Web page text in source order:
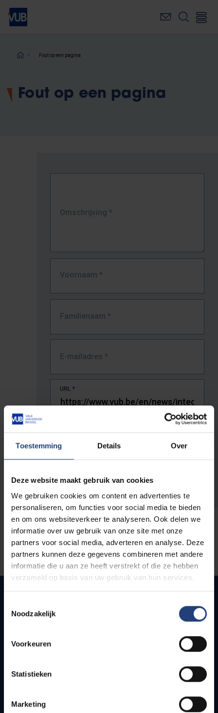
Toestemming Details Over
Deze website maakt gebruik van cookies
We gebruiken cookies om content en advertenties te
personaliseren, om functies voor social media te bieden
en om ons websiteverkeer te analyseren. Ook delen we
informatie over uw gebruik van onze site met onze
partners voor social media, adverteren en analyse. Deze
partners kunnen deze gegevens combineren met andere
informatie die u aan ze heeft verstrekt of die ze hebben
verzameld op basis van uw gebruik van hun services.
Noodzakelijk
Voorkeuren
Statistieken
Marketing
Overslaan
naar
inhoudKruimelpad
Fout op een pagina
Fout op een pagina
Omschrijving *
Voornaam *
Familienaam *
E-mailadres *
URL *
De volledige URL van de pagina waar je de fout zag.
Snel naar
Bereikbaarheid